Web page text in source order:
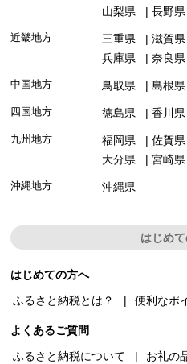
山梨県
長野県
近畿地方 三重県 滋賀県
兵庫県
奈良県
中国地方 鳥取県 島根県
四国地方 徳島県 香川県
九州地方 福岡県 佐賀県
大分県
宮崎県
沖縄地方 沖縄県
はじめ
はじめての方へ
ふるさと納税とは？
便利なポ
よくあるご質問
ふるさと納税について
お礼の